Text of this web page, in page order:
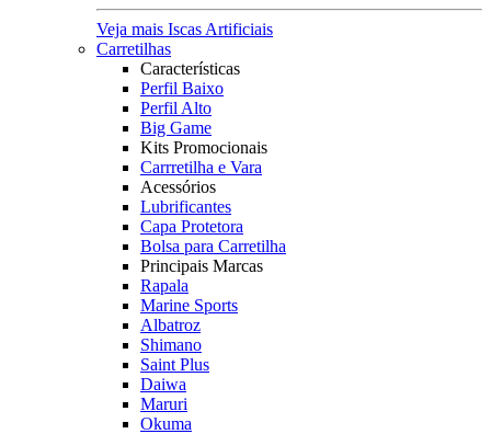
Veja mais Iscas Artificiais
Carretilhas
Características
Perfil Baixo
Perfil Alto
Big Game
Kits Promocionais
Carrretilha e Vara
Acessórios
Lubrificantes
Capa Protetora
Bolsa para Carretilha
Principais Marcas
Rapala
Marine Sports
Albatroz
Shimano
Saint Plus
Daiwa
Maruri
Okuma